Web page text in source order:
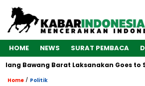
HOME NEWS SURAT PEMBACA
Bawang Barat Laksanakan Goes to
Home / Politik